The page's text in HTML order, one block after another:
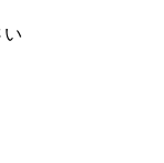
い